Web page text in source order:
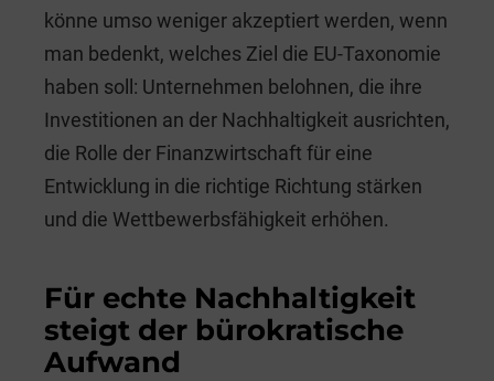
könne umso weniger akzeptiert werden, wenn
man bedenkt, welches Ziel die EU-Taxonomie
haben soll: Unternehmen belohnen, die ihre
Investitionen an der Nachhaltigkeit ausrichten,
die Rolle der Finanzwirtschaft für eine
Entwicklung in die richtige Richtung stärken
und die Wettbewerbsfähigkeit erhöhen.
Für echte Nachhaltigkeit
steigt der bürokratische
Aufwand